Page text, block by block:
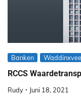
Banken
RCCS
Rudy Juni 18, 2021